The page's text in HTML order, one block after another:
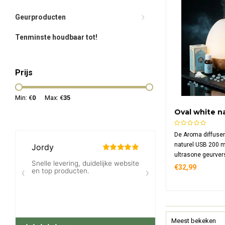
Geurproducten
Tenminste houdbaar tot!
Prijs
Min: €0 Max: €35
Oval white
200 ml
De Aroma
naturel USB 200
ultrasone
naturel houtlook
€32,99
Meest bekeken